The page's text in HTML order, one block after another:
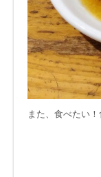
また、食べたい